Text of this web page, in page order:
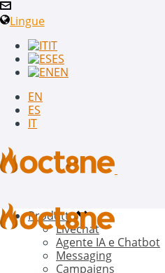
Lingue
IT
ES
EN
EN
ES
IT
Prodotto
Livechat
Agente IA e Chatbot
Messaging
Campaigns